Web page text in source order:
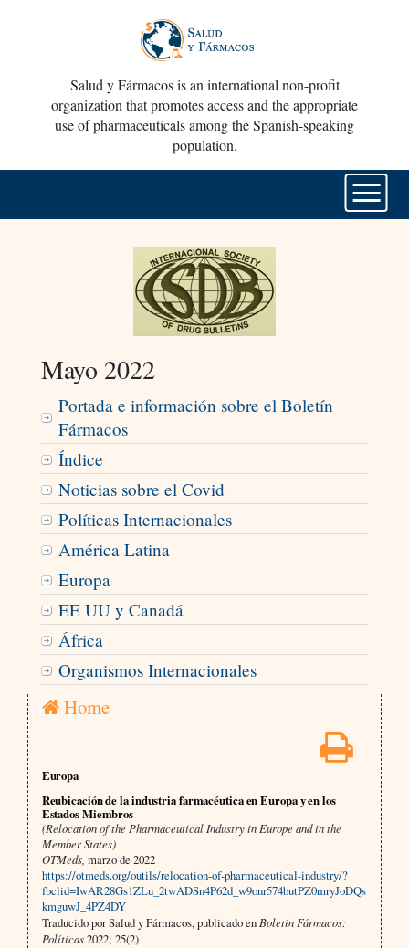
Salud y Fármacos is an international non-profit
organization that promotes access and the appropriate
use of pharmaceuticals among the Spanish-speaking
population.
Mayo 2022
Portada e información sobre el Boletín
Fármacos
Índice
Noticias sobre el Covid
Políticas Internacionales
América Latina
Europa
EE UU y Canadá
África
Organismos Internacionales
Home
Europa
Reubicación de la industria farmacéutica en Europa y en los
Estados Miembros
(Relocation of the Pharmaceutical Industry in Europe and in the
Member States)
OTMeds, marzo de 2022
https://otmeds.org/outils/relocation-of-pharmaceutical-industry/?
fbclid=IwAR28Gs1ZLu_2twADSn4P62d_w9onr574butPZ0mryJoDQs
kmguwJ_4PZ4DY
Traducido por Salud y Fármacos, publicado en Boletín Fármacos:
Políticas2022; 25(2)